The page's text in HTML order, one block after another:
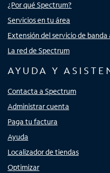
¿Por qué Spectrum?
Servicios en tu área
Extensión del servicio de
La red de Spectrum
AYUDA Y
Contacta a Spectrum
Administrar cuenta
Paga tu factura
Ayuda
Localizador de tiendas
Optimizar